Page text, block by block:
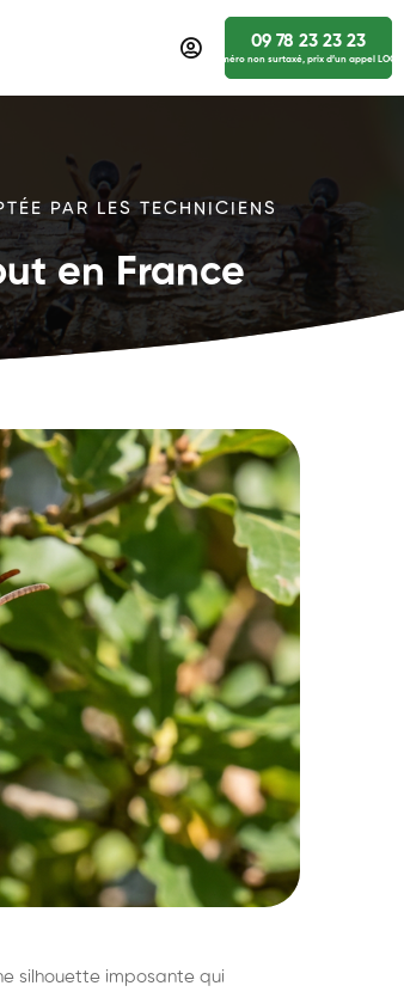
09 78 23 23 23
numéro non surtaxé, prix d’un appel
PAR LES TECHNICIENS
en France
silhouette imposante qui